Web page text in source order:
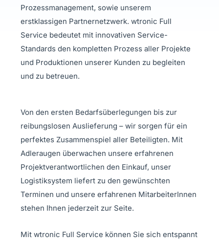
Prozessmanagement, sowie unserem
erstklassigen Partnernetzwerk. wtronic Full
Service bedeutet mit innovativen Service-
Standards den kompletten Prozess aller Projekte
und Produktionen unserer Kunden zu begleiten
und zu betreuen.
Von den ersten Bedarfsüberlegungen bis zur
reibungslosen Auslieferung – wir sorgen für ein
perfektes Zusammenspiel aller Beteiligten. Mit
Adleraugen überwachen unsere erfahrenen
Projektverantwortlichen den Einkauf, unser
Logistiksystem liefert zu den gewünschten
Terminen und unsere erfahrenen MitarbeiterInnen
stehen Ihnen jederzeit zur Seite.
Mit wtronic Full Service können Sie sich entspannt